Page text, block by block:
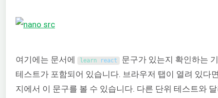
여기에는 문서에 learn react 문구가 있는지 확인하는
테스트가 포함되어 있습니다. 브라우저 탭이 열려 있다
지에서 이 문구를 볼 수 있습니다. 다른 단위 테스트와